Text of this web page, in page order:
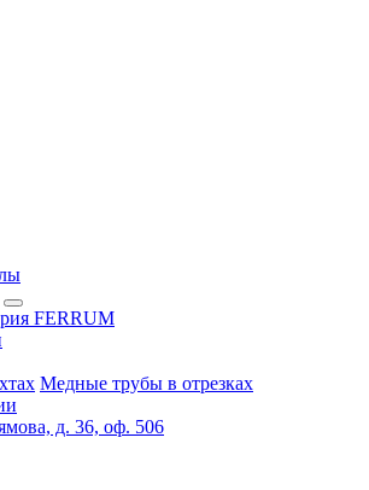
FERRUM
Медные трубы в отрезках
д. 36, оф. 506